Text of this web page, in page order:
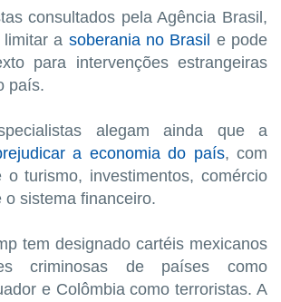
consultados pela Agência Brasil,
a soberania no Brasil e pode
para intervenções estrangeiras
país.
alegam ainda que a
a economia do país, com
o turismo, investimentos, comércio
o sistema financeiro.
tem designado cartéis mexicanos
criminosas de países como
e Colômbia como terroristas. A